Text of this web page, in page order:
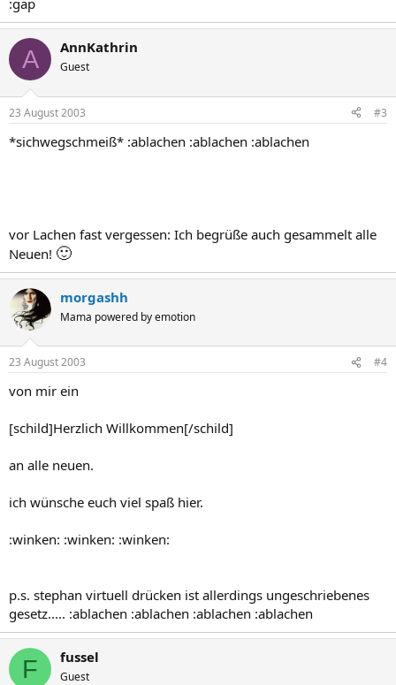
:gap
A AnnKathrin
Guest
23 August 2003 #3
*sichwegschmeiß* :ablachen :ablachen :ablachen
vor Lachen fast vergessen: Ich begrüße auch gesammelt alle
Neuen! 🙂
morgashh
Mama powered by emotion
23 August 2003 #4
von mir ein
[schild]Herzlich Willkommen[/schild]
an alle neuen.
ich wünsche euch viel spaß hier.
:winken: :winken: :winken:
p.s. stephan virtuell drücken ist allerdings ungeschriebenes
gesetz..... :ablachen :ablachen :ablachen :ablachen
F fussel
Guest